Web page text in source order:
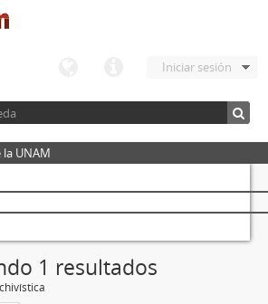
Iniciar sesión
UNAM
1 resultados